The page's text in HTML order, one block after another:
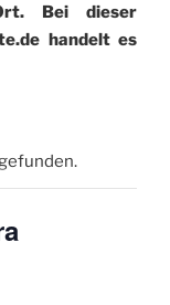
Bei dieser
handelt es